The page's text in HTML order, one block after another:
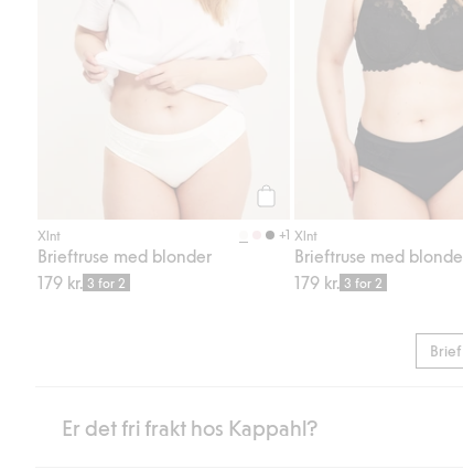
Xlnt +1
Brieftruse med blonder
179 kr. 3 for 2
Xlnt
Brieftruse med
179 kr. 3 for 2
Brief
Er det fri frakt hos Kappahl?